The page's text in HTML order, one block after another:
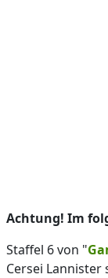
Achtung! Im
Staffel 6 von "
Cersei Lannister